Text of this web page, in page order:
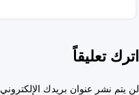
اترك تعليقاً
لن يتم نشر عنوان بريدك الإلكتروني.